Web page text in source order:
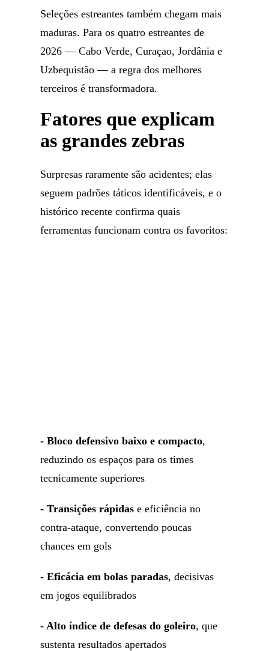
Seleções estreantes também chegam mais
maduras. Para os quatro estreantes de
2026 — Cabo Verde, Curaçao, Jordânia e
Uzbequistão — a regra dos melhores
terceiros é transformadora.
Fatores que explicam
as grandes zebras
Surpresas raramente são acidentes; elas
seguem padrões táticos identificáveis, e o
histórico recente confirma quais
ferramentas funcionam contra os favoritos:
- Bloco defensivo baixo e compacto,
reduzindo os espaços para os times
tecnicamente superiores
- Transições rápidas e eficiência no
contra-ataque, convertendo poucas
chances em gols
- Eficácia em bolas paradas, decisivas
em jogos equilibrados
- Alto índice de defesas do goleiro, que
sustenta resultados apertados